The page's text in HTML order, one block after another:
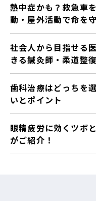
熱中症かも？救急車
動・屋外活動で命を
社会人から目指せる
きる鍼灸師・柔道整
歯科治療はどっちを
いとポイント
眼精疲労に効くツボ
がご紹介！